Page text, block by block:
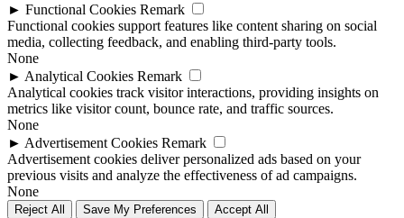
► Functional Cookies Remark
Functional cookies support features like content sharing on social
media, collecting feedback, and enabling third-party tools.
None
► Analytical Cookies Remark
Analytical cookies track visitor interactions, providing insights on
metrics like visitor count, bounce rate, and traffic sources.
None
► Advertisement Cookies Remark
Advertisement cookies deliver personalized ads based on your
previous visits and analyze the effectiveness of ad campaigns.
None
Reject All Save My Preferences Accept All